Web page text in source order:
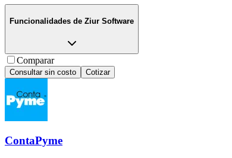
Funcionalidades de Ziur Software
Comparar
Consultar sin costo Cotizar
ContaPyme